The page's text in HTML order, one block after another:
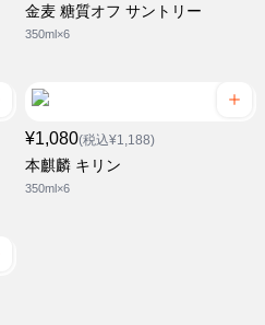
金麦 糖質オフ サントリー
350ml×6
¥1,080(税込¥1,188)
本麒麟 キリン
350ml×6